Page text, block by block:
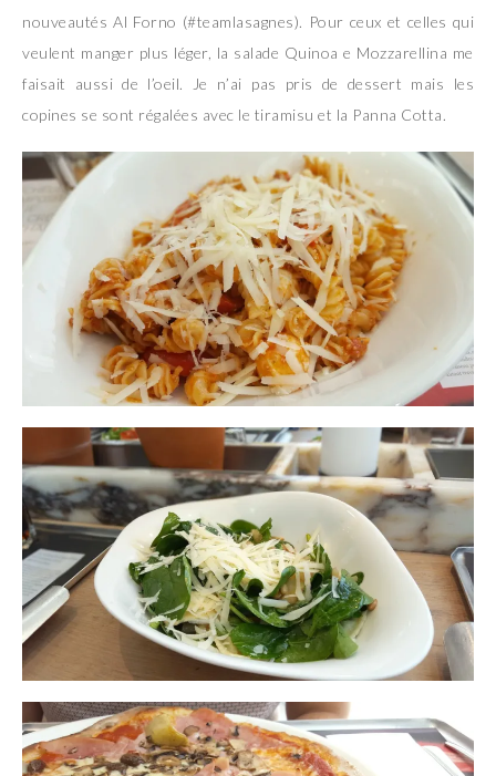
nouveautés Al Forno (#teamlasagnes). Pour ceux et celles qui
veulent manger plus léger, la salade Quinoa e Mozzarellina me
faisait aussi de l’oeil. Je n’ai pas pris de dessert mais les
copines se sont régalées avec le tiramisu et la Panna Cotta.